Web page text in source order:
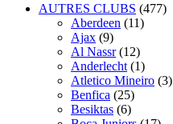
AUTRES CLUBS (477)
Aberdeen (11)
Ajax (9)
Al Nassr (12)
Anderlecht (1)
Atletico Mineiro (3)
Benfica (25)
Besiktas (6)